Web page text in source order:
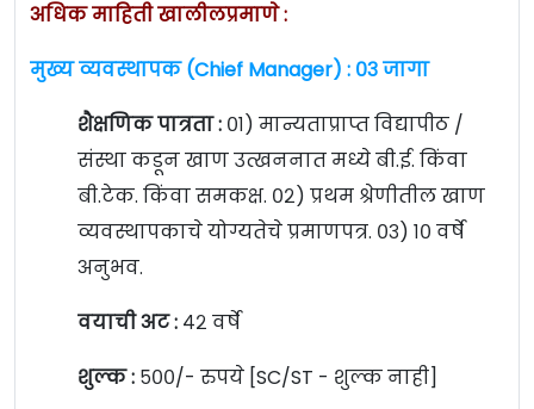
अधिक माहिती खालीलप्रमाणे :
मुख्य व्यवस्थापक (Chief Manager) : ०३ जागा
शैक्षणिक पात्रता : ०१) मान्यताप्राप्त विद्यापीठ /
संस्था कडून खाण उत्खननात मध्ये बी.ई. किंवा
बी.टेक. किंवा समकक्ष. ०२) प्रथम श्रेणीतील खाण
व्यवस्थापकाचे योग्यतेचे प्रमाणपत्र. ०३) १० वर्षे
अनुभव.
वयाची अट : ४२ वर्षे
शुल्क : ५००/- रुपये [SC/ST - शुल्क नाही]